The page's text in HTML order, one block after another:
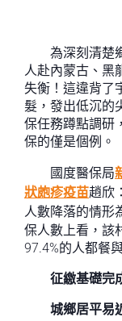
為深刻清楚
人赴內蒙古、黑
失衡！這違背了
髮，發出低沉的
保任務蹲點調研
保的僅是個例。
國度醫保局
狀皰疹疫苗趙欣
人數降落的情形
保人數上看，該
97.4%的人都餐
征繳基礎完
城鄉居平易